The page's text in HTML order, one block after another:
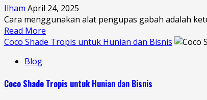
Ilham April 24, 2025
Cara menggunakan alat pengupas gabah adalah
Read More
Coco Shade Tropis untuk Hunian dan Bisnis
Blog
Coco Shade Tropis untuk Hunian dan Bisnis